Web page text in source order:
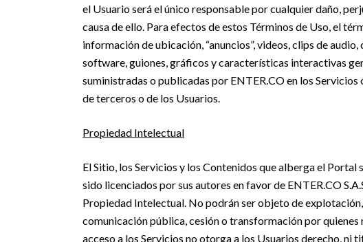
el Usuario será el único responsable por cualquier daño,
causa de ello. Para efectos de estos Términos de Uso, el
información de ubicación, “anuncios”, videos, clips de
software, guiones, gráficos y características interactivas
suministradas o publicadas por ENTER.CO en los Servicios
de terceros o de los Usuarios.
Propiedad Intelectual
El Sitio, los Servicios y los Contenidos que alberga el Portal
sido licenciados por sus autores en favor de ENTER.CO
Propiedad Intelectual. No podrán ser objeto de
comunicación pública, cesión o transformación por
acceso a los Servicios no otorga a los Usuarios derecho,